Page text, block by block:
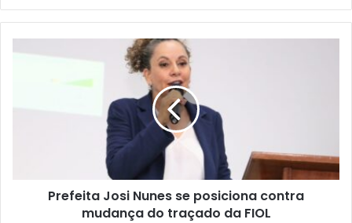
b
s
i
t
e
Prefeita Josi Nunes se posiciona contra
mudança do traçado da FIOL